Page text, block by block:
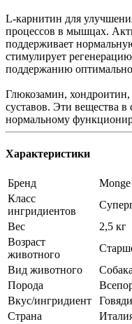
L-карнитин для
процессов в мышцах.
поддерживает
стимулирует
поддержанию
Глюкозамин,
суставов. Эти вещества в
нормальному
Характеристики
Бренд
Monge
Класс
ингридиентов
Вес
2,5 кг
Возраст
животного
Вид животного
Собака
Порода
Вкус/ингридиент
Страна